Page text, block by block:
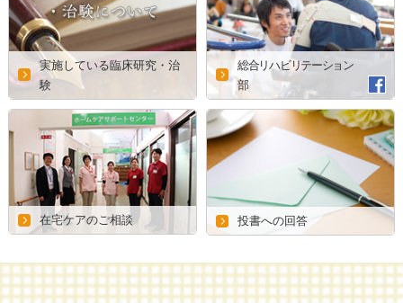
実施している臨床研究・治
験
総合リハビリテーション
部
在宅ケアのご相談 投書への回答